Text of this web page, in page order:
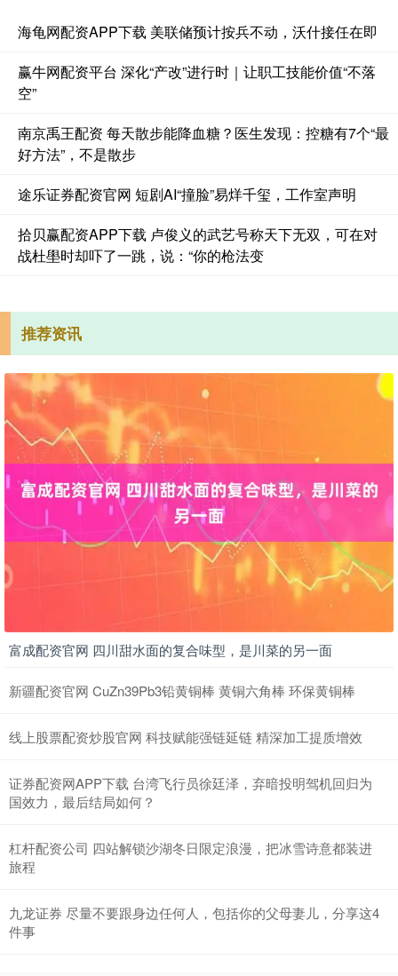
海龟网配资APP下载 美联储预计按兵不动，沃什接任在即
赢牛网配资平台 深化“产改”进行时｜让职工技能价值“不落
空”
南京禹王配资 每天散步能降血糖？医生发现：控糖有7个“最
好方法”，不是散步
途乐证券配资官网 短剧AI“撞脸”易烊千玺，工作室声明
拾贝赢配资APP下载 卢俊义的武艺号称天下无双，可在对
战杜壆时却吓了一跳，说：“你的枪法变
推荐资讯
富成配资官网 四川甜水面的复合味型，是川菜的另一面
新疆配资官网 CuZn39Pb3铅黄铜棒 黄铜六角棒 环保黄铜棒
线上股票配资炒股官网 科技赋能强链延链 精深加工提质增效
证券配资网APP下载 台湾飞行员徐廷泽，弃暗投明驾机回归为
国效力，最后结局如何？
杠杆配资公司 四站解锁沙湖冬日限定浪漫，把冰雪诗意都装进
旅程
九龙证券 尽量不要跟身边任何人，包括你的父母妻儿，分享这4
件事